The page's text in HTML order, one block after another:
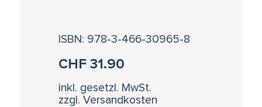
ISBN: 978-3-466-30965-8
CHF31.90
inkl. gesetzl. MwSt.
zzgl. Versandkosten